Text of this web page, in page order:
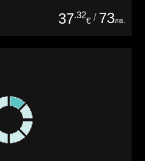
37.32
€ / 73лв.